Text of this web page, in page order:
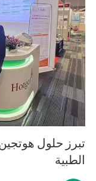
تبرز حلول
الطبية